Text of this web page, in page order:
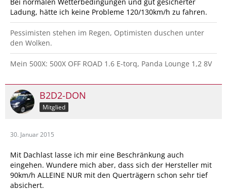
Ladung, hätte ich keine Probleme 120/130km/h zu fahren.
Pessimisten stehen im Regen, Optimisten duschen unter
den Wolken.
Mein 500X: 500X OFF ROAD 1.6 E-torq, Panda Lounge 1,2 8V
B2D2-DON
Mitglied
30. Januar 2015
Mit Dachlast lasse ich mir eine Beschränkung auch
eingehen. Wundere mich aber, dass sich der Hersteller mit
90km/h ALLEINE NUR mit den Querträgern schon sehr tief
absichert.